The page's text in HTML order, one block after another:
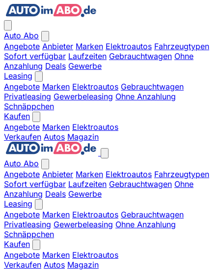
Auto Abo
Angebote Anbieter Marken Elektroautos Fahrzeugtypen
Sofort verfügbar Laufzeiten Gebrauchtwagen Ohne
Anzahlung Deals Gewerbe
Leasing
Angebote Marken Elektroautos Gebrauchtwagen
Privatleasing Gewerbeleasing Ohne Anzahlung
Schnäppchen
Kaufen
Angebote Marken Elektroautos
Verkaufen Autos Magazin
Auto Abo
Angebote Anbieter Marken Elektroautos Fahrzeugtypen
Sofort verfügbar Laufzeiten Gebrauchtwagen Ohne
Anzahlung Deals Gewerbe
Leasing
Angebote Marken Elektroautos Gebrauchtwagen
Privatleasing Gewerbeleasing Ohne Anzahlung
Schnäppchen
Kaufen
Angebote Marken Elektroautos
Verkaufen Autos Magazin